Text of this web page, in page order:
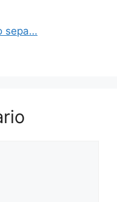
sepa…